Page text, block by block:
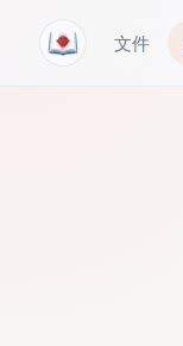
文件